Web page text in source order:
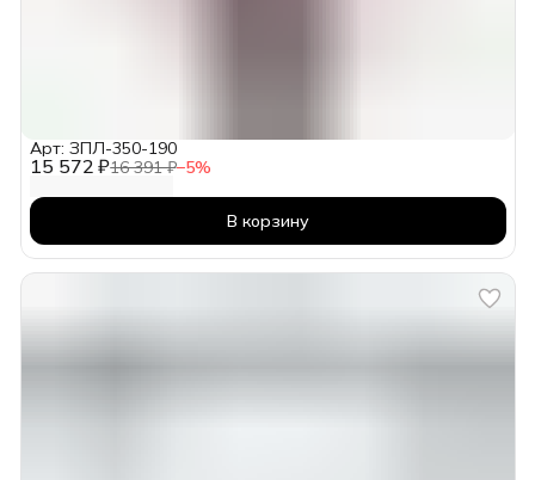
15 572 ₽16 391 ₽−5%
Арт: ЗПЛ-350-190
В корзину